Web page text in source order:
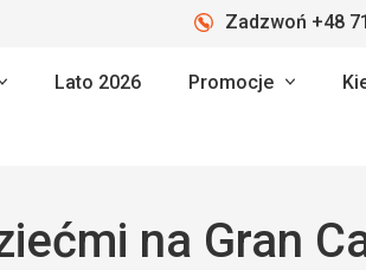
Zadzwoń +48
Lato 2026 Promocje
na Gran